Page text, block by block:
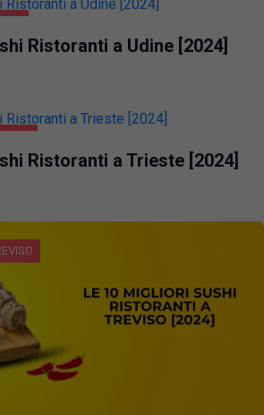
Ristoranti a Udine [2024]
Ristoranti a Trieste [2024]